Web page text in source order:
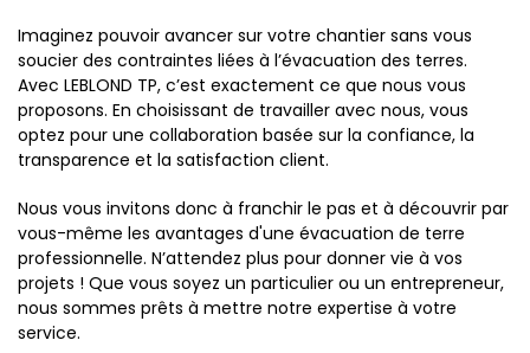
Imaginez pouvoir avancer sur votre chantier sans vous
soucier des contraintes liées à l’évacuation des terres.
Avec LEBLOND TP, c’est exactement ce que nous vous
proposons. En choisissant de travailler avec nous, vous
optez pour une collaboration basée sur la confiance, la
transparence et la satisfaction client.
Nous vous invitons donc à franchir le pas et à découvrir par
vous-même les avantages d'une évacuation de terre
professionnelle. N’attendez plus pour donner vie à vos
projets ! Que vous soyez un particulier ou un entrepreneur,
nous sommes prêts à mettre notre expertise à votre
service.